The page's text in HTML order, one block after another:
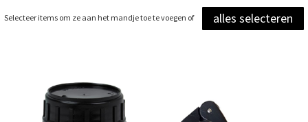
Selecteer items om ze aan het mandje toe te voegen of alles selecteren